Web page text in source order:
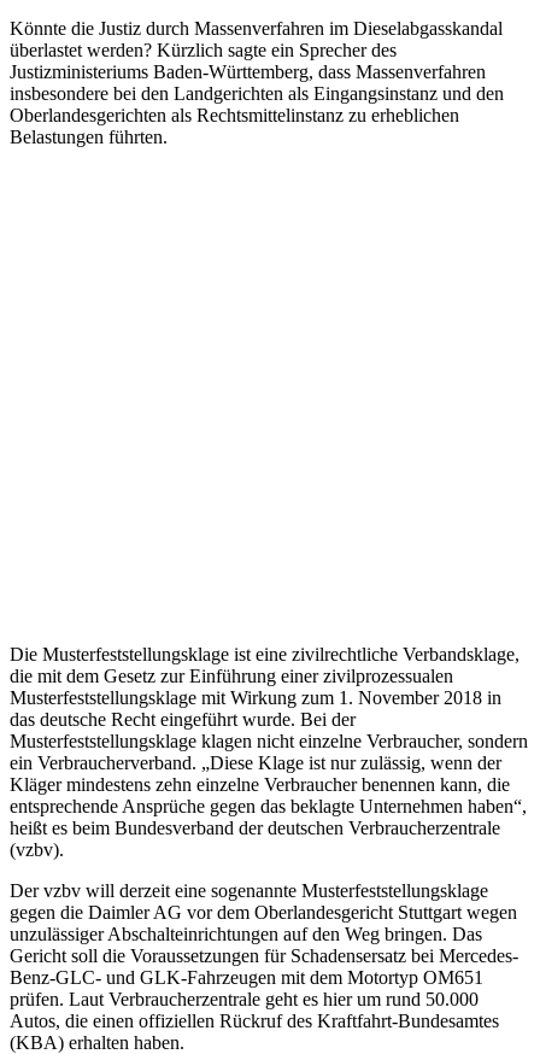
Könnte die Justiz durch Massenverfahren im Dieselabgasskandal
überlastet werden? Kürzlich sagte ein Sprecher des
Justizministeriums Baden-Württemberg, dass Massenverfahren
insbesondere bei den Landgerichten als Eingangsinstanz und den
Oberlandesgerichten als Rechtsmittelinstanz zu erheblichen
Belastungen führten.
Die Musterfeststellungsklage ist eine zivilrechtliche Verbandsklage,
die mit dem Gesetz zur Einführung einer zivilprozessualen
Musterfeststellungsklage mit Wirkung zum 1. November 2018 in
das deutsche Recht eingeführt wurde. Bei der
Musterfeststellungsklage klagen nicht einzelne Verbraucher, sondern
ein Verbraucherverband. „Diese Klage ist nur zulässig, wenn der
Kläger mindestens zehn einzelne Verbraucher benennen kann, die
entsprechende Ansprüche gegen das beklagte Unternehmen haben“,
heißt es beim Bundesverband der deutschen Verbraucherzentrale
(vzbv).
Der vzbv will derzeit eine sogenannte Musterfeststellungsklage
gegen die Daimler AG vor dem Oberlandesgericht Stuttgart wegen
unzulässiger Abschalteinrichtungen auf den Weg bringen. Das
Gericht soll die Voraussetzungen für Schadensersatz bei Mercedes-
Benz-GLC- und GLK-Fahrzeugen mit dem Motortyp OM651
prüfen. Laut Verbraucherzentrale geht es hier um rund 50.000
Autos, die einen offiziellen Rückruf des Kraftfahrt-Bundesamtes
(KBA) erhalten haben.